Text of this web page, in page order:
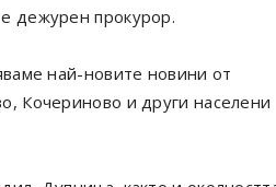
дежурен прокурор.
най-новите новини от
Кочериново и други населени